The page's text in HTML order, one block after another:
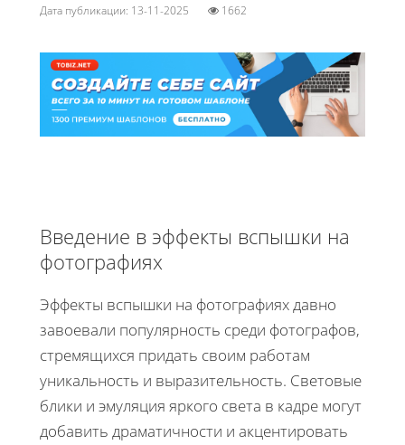
Дата публикации: 13-11-2025 1662
Введение в эффекты вспышки на
фотографиях
Эффекты вспышки на фотографиях давно
завоевали популярность среди фотографов,
стремящихся придать своим работам
уникальность и выразительность. Световые
блики и эмуляция яркого света в кадре могут
добавить драматичности и акцентировать